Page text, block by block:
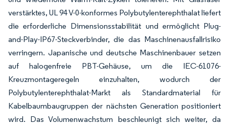
verstärktes, UL 94 V-0-konformes Polybutylenterephthalat liefert
die erforderliche Dimensionsstabilität und ermöglicht Plug-
and-Play-IP67-Steckverbinder, die das Maschinenausfallrisiko
verringern. Japanische und deutsche Maschinenbauer setzen
auf halogenfreie PBT-Gehäuse, um die IEC-61076-
Kreuzmontageregeln einzuhalten, wodurch der
Polybutylenterephthalat-Markt als Standardmaterial für
Kabelbaumbaugruppen der nächsten Generation positioniert
wird. Das Volumenwachstum beschleunigt sich weiter, da